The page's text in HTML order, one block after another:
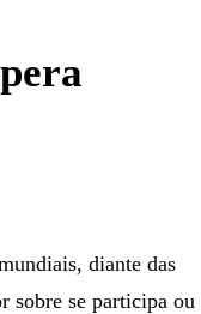
diante das
sobre se participa ou